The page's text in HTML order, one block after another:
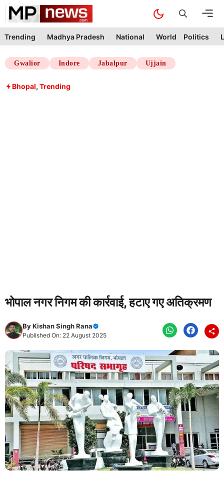
Skip
content
Trending Madhya Pradesh National World Politics
Gwalior Indore Jabalpur Ujjain
Bhopal, Trending
भोपाल नगर निगम की कार्रवाई, हटाए गए अतिक्रमण
ByKishan Singh Rana
Published On: 22 August 2025